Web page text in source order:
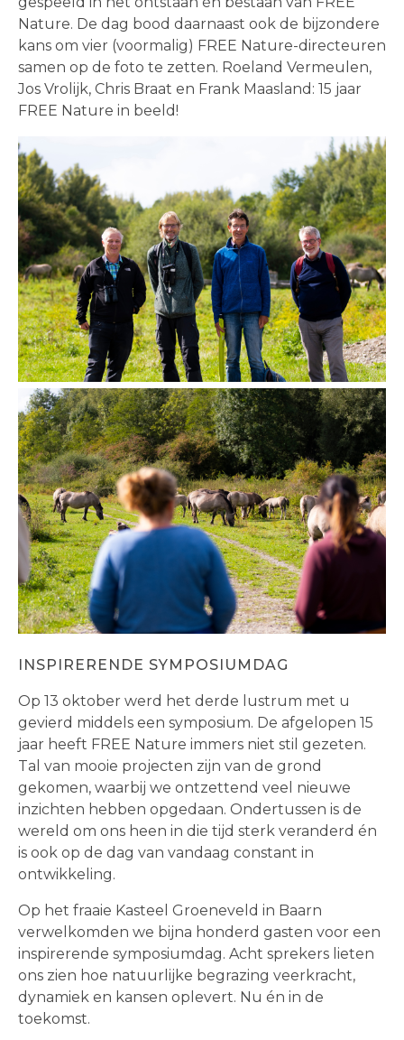
Nature. De dag bood daarnaast ook de bijzondere
kans om vier (voormalig) FREE Nature-directeuren
samen op de foto te zetten. Roeland Vermeulen,
Jos Vrolijk, Chris Braat en Frank Maasland: 15 jaar
FREE Nature in beeld!
INSPIRERENDE SYMPOSIUMDAG
Op 13 oktober werd het derde lustrum met u
gevierd middels een symposium. De afgelopen 15
jaar heeft FREE Nature immers niet stil gezeten.
Tal van mooie projecten zijn van de grond
gekomen, waarbij we ontzettend veel nieuwe
inzichten hebben opgedaan. Ondertussen is de
wereld om ons heen in die tijd sterk veranderd én
is ook op de dag van vandaag constant in
ontwikkeling.
Op het fraaie Kasteel Groeneveld in Baarn
verwelkomden we bijna honderd gasten voor een
inspirerende symposiumdag. Acht sprekers lieten
ons zien hoe natuurlijke begrazing veerkracht,
dynamiek en kansen oplevert. Nu én in de
toekomst.